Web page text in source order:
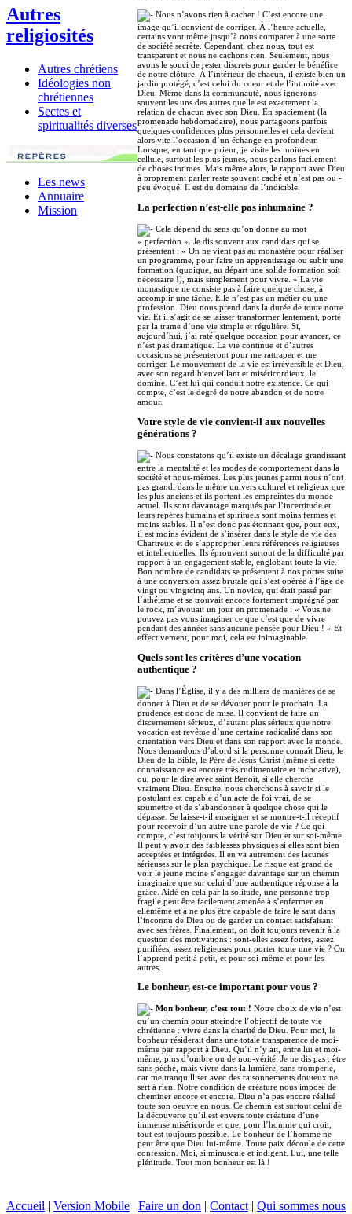
Autres
religiosités
Autres chrétiens
Idéologies non
chrétiennes
Sectes et
spiritualités diverses
Les news
Annuaire
Mission
Nous n’avons rien à cacher ! C’est encore une
image qu’il convient de corriger. À l’heure actuelle,
certains vont même jusqu’à nous comparer à une sorte
de société secrète. Cependant, chez nous, tout est
transparent et nous ne cachons rien. Seulement, nous
avons le souci de rester discrets pour garder le bénéfice
de notre clôture. À l’intérieur de chacun, il existe bien un
jardin protégé, c’est celui du coeur et de l’intimité avec
Dieu. Même dans la communauté, nous ignorons
souvent les uns des autres quelle est exactement la
relation de chacun avec son Dieu. En spaciement (la
promenade hebdomadaire), nous partageons parfois
quelques confidences plus personnelles et cela devient
alors vite l’occasion d’un échange en profondeur.
Lorsque, en tant que prieur, je visite les moines en
cellule, surtout les plus jeunes, nous parlons facilement
de choses intimes. Mais même alors, le rapport avec Dieu
à proprement parler reste souvent caché et n’est pas ou -
peu évoqué. Il est du domaine de l’indicible.
La perfection n’est-elle pas inhumaine ?
Cela dépend du sens qu’on donne au mot
« perfection ». Je dis souvent aux candidats qui se
présentent : « On ne vient pas au monastère pour réaliser
un programme, pour faire un apprentissage ou subir une
formation (quoique, au départ une solide formation soit
nécessaire !), mais simplement pour vivre. » La vie
monastique ne consiste pas à faire quelque chose, à
accomplir une tâche. Elle n’est pas un métier ou une
profession. Dieu nous prend dans la durée de toute notre
vie. Et il s’agit de se laisser transformer lentement, porté
par la trame d’une vie simple et régulière. Si,
aujourd’hui, j’ai raté quelque occasion pour avancer, ce
n’est pas dramatique. La vie continue et d’autres
occasions se présenteront pour me rattraper et me
corriger. Le mouvement de la vie est irréversible et Dieu,
avec son regard bienveillant et miséricordieux, le
domine. C’est lui qui conduit notre existence. Ce qui
compte, c’est le degré de notre abandon et de notre
amour.
Votre style de vie convient-il aux nouvelles
générations ?
Nous constatons qu’il existe un décalage grandissant
entre la mentalité et les modes de comportement dans la
société et nous-mêmes. Les plus jeunes parmi nous n’ont
pas grandi dans le même univers culturel et religieux que
les plus anciens et ils portent les empreintes du monde
actuel. Ils sont davantage marqués par l’incertitude et
leurs repères humains et spirituels sont moins fermes et
moins stables. Il n’est donc pas étonnant que, pour eux,
il est moins évident de s’insérer dans le style de vie des
Chartreux et de s’approprier leurs références religieuses
et intellectuelles. Ils éprouvent surtout de la difficulté par
rapport à un engagement stable, englobant toute la vie.
Bon nombre de candidats se présentent à nos portes suite
à une conversion assez brutale qui s’est opérée à l’âge de
vingt ou vingtcinq ans. Un novice, qui était passé par
l’athéisme et se trouvait encore fortement imprégné par
le rock, m’avouait un jour en promenade : « Vous ne
pouvez pas vous imaginer ce que c’est que de vivre
pendant des années sans aucune pensée pour Dieu ! » Et
effectivement, pour moi, cela est inimaginable.
Quels sont les critères d’une vocation
authentique ?
Dans l’Église, il y a des milliers de manières de se
donner à Dieu et de se dévouer pour le prochain. La
prudence est donc de mise. Il convient de faire un
discernement sérieux, d’autant plus sérieux que notre
vocation est revêtue d’une certaine radicalité dans son
orientation vers Dieu et dans son rapport avec le monde.
Nous demandons d’abord si la personne connaît Dieu, le
Dieu de la Bible, le Père de Jésus-Christ (même si cette
connaissance est encore très rudimentaire et inchoative),
ou, pour le dire avec saint Benoît, si elle cherche
vraiment Dieu. Ensuite, nous cherchons à savoir si le
postulant est capable d’un acte de foi vrai, de se
soumettre et de s’abandonner à quelque chose qui le
dépasse. Se laisse-t-il enseigner et se montre-t-il réceptif
pour recevoir d’un autre une parole de vie ? Ce qui
compte, c’est toujours la vérité sur Dieu et sur soi-même.
Il peut y avoir des faiblesses physiques si elles sont bien
acceptées et intégrées. Il en va autrement des lacunes
sérieuses sur le plan psychique. Le risque est grand de
voir le jeune moine s’engager davantage sur un chemin
imaginaire que sur celui d’une authentique réponse à la
grâce. Aidé en cela par la solitude, une personne trop
fragile peut être facilement amenée à s’enfermer en
ellemême et à ne plus être capable de faire le saut dans
l’inconnu de Dieu ou de garder un contact satisfaisant
avec ses frères. Finalement, on doit toujours revenir à la
question des motivations : sont-elles assez fortes, assez
purifiées, assez religieuses pour porter toute une vie ? On
l’apprend petit à petit, et pour soi-même et pour les
autres.
Le bonheur, est-ce important pour vous ?
Mon bonheur, c’est tout ! Notre choix de vie n’est
qu’un chemin pour atteindre l’objectif de toute vie
chrétienne : vivre dans la charité de Dieu. Pour moi, le
bonheur résiderait dans une totale transparence de moi-
même par rapport à Dieu. Qu’il n’y ait, entre lui et moi-
même, plus d’ombre ou de non-vérité. Je ne dis pas : être
sans péché, mais vivre dans la lumière, sans tromperie,
car me tranquilliser avec des raisonnements douteux ne
sert à rien. Notre condition de créature nous impose de
cheminer encore et encore. Dieu n’a pas encore réalisé
toute son oeuvre en nous. Ce chemin est surtout celui de
la découverte qu’il est envers toute créature d’une
immense miséricorde et que, pour l’homme qui croit,
tout est toujours possible. Le bonheur de l’homme ne
peut être que Dieu lui-même. Toute paix découle de cette
confession. Moi, si minuscule et indigent. Lui, une telle
plénitude. Tout mon bonheur est là !
Accueil | Version Mobile | Faire un don | Contact | Qui sommes nous